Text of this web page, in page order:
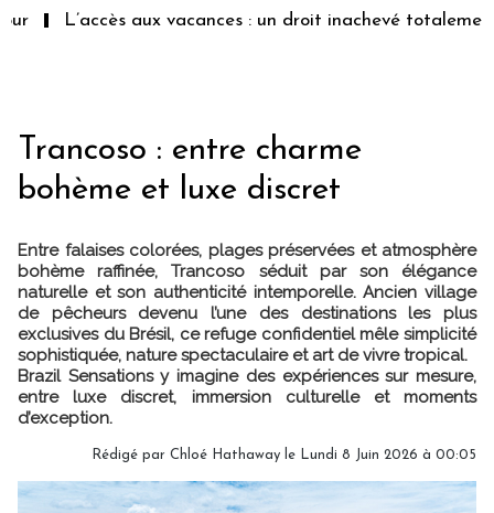
L’accès aux vacances : un droit inachevé totalement
Trancoso : entre charme
bohème et luxe discret
Entre falaises colorées, plages préservées et atmosphère
bohème raffinée, Trancoso séduit par son élégance
naturelle et son authenticité intemporelle. Ancien village
de pêcheurs devenu l’une des destinations les plus
exclusives du Brésil, ce refuge confidentiel mêle simplicité
sophistiquée, nature spectaculaire et art de vivre tropical.
Brazil Sensations y imagine des expériences sur mesure,
entre luxe discret, immersion culturelle et moments
d’exception.
Rédigé par Chloé Hathaway le Lundi 8 Juin 2026 à 00:05